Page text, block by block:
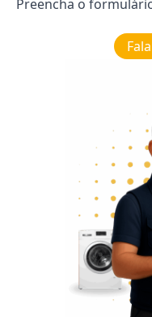
Preencha o